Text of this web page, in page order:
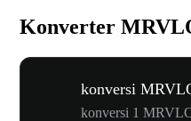
Konverter
konversi
konversi 1